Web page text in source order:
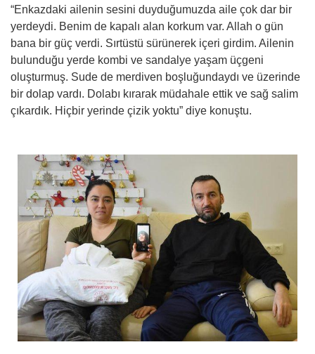
“Enkazdaki ailenin sesini duyduğumuzda aile çok dar bir
yerdeydi. Benim de kapalı alan korkum var. Allah o gün
bana bir güç verdi. Sırtüstü sürünerek içeri girdim. Ailenin
bulunduğu yerde kombi ve sandalye yaşam üçgeni
oluşturmuş. Sude de merdiven boşluğundaydı ve üzerinde
bir dolap vardı. Dolabı kırarak müdahale ettik ve sağ salim
çıkardık. Hiçbir yerinde çizik yoktu” diye konuştu.